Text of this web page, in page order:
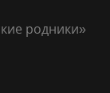
родники»